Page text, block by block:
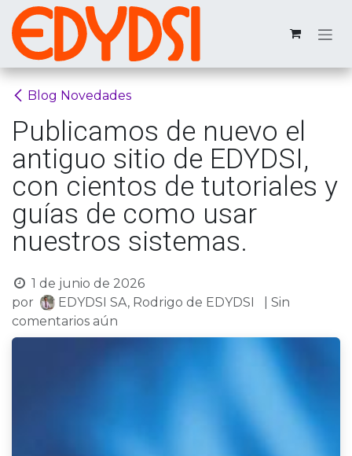
Ir al contenido
Blog Novedades
Publicamos de nuevo el
antiguo sitio de EDYDSI,
con cientos de tutoriales y
guías de como usar
nuestros sistemas.
1 de junio de 2026
por
EDYDSI SA, Rodrigo de EDYDSI
| Sin
comentarios aún